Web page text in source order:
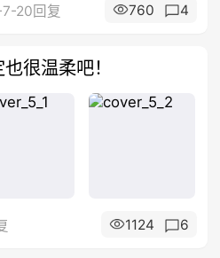
20回复 760 4
很温柔吧！
1124 6